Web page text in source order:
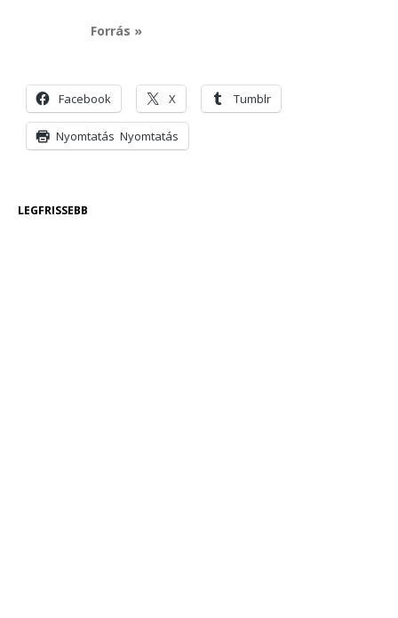
Forrás »
Facebook X Tumblr
Nyomtatás Nyomtatás
LEGFRISSEBB